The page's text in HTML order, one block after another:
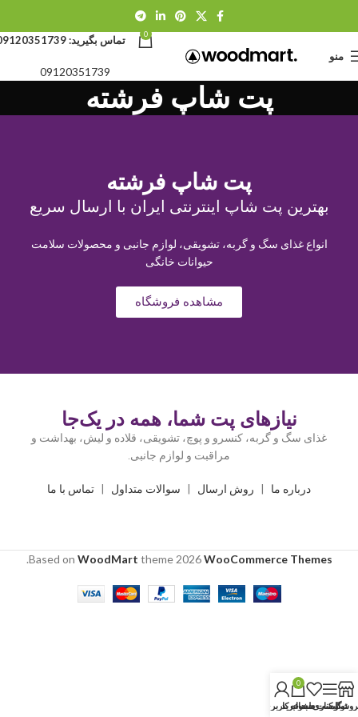
منو
0 تماس بگیرید:
09120351739
پت شاپ فرشته
پت شاپ فرشته
بهترین پت شاپ اینترنتی ایران با ارسال سریع
انواع غذای سگ و گربه، تشویقی، لوازم جانبی و محصولات سلامت
حیوانات خانگی
مشاهده فروشگاه
نیازهای پت شما، همه در یک‌جا
غذای سگ و گربه، کنسرو و پوچ، تشویقی، قلاده و لیش، بهداشت و
مراقبت و لوازم جانبی.
درباره ما روش ارسال سوالات متداول تماس با ما
Based on WoodMart theme2026WooCommerce Themes
.
نوار کناری
لیست دلخواه
0
سبد خرید
حساب کاربری من